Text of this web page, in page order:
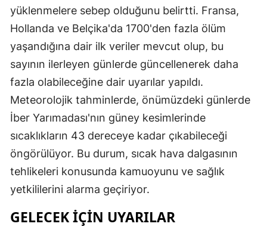
yüklenmelere sebep olduğunu belirtti. Fransa,
Hollanda ve Belçika'da 1700'den fazla ölüm
yaşandığına dair ilk veriler mevcut olup, bu
sayının ilerleyen günlerde güncellenerek daha
fazla olabileceğine dair uyarılar yapıldı.
Meteorolojik tahminlerde, önümüzdeki günlerde
İber Yarımadası'nın güney kesimlerinde
sıcaklıkların 43 dereceye kadar çıkabileceği
öngörülüyor. Bu durum, sıcak hava dalgasının
tehlikeleri konusunda kamuoyunu ve sağlık
yetkililerini alarma geçiriyor.
GELECEK İÇIN UYARILAR